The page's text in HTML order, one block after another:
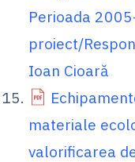
Perioada
proiect/
Ioan Cioară
materiale
valorificarea